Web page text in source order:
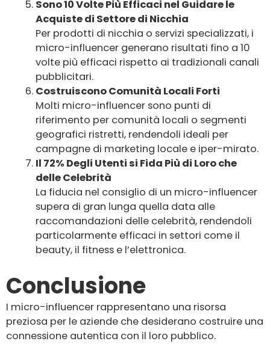
Sono 10 Volte Più Efficaci nel Guidare le
Acquiste di Settore di Nicchia
Per prodotti di nicchia o servizi specializzati, i
micro-influencer generano risultati fino a 10
volte più efficaci rispetto ai tradizionali canali
pubblicitari.
Costruiscono Comunità Locali Forti
Molti micro-influencer sono punti di
riferimento per comunità locali o segmenti
geografici ristretti, rendendoli ideali per
campagne di marketing locale e iper-mirato.
Il 72% Degli Utenti si Fida Più di Loro che
delle Celebrità
La fiducia nel consiglio di un micro-influencer
supera di gran lunga quella data alle
raccomandazioni delle celebrità, rendendoli
particolarmente efficaci in settori come il
beauty, il fitness e l’elettronica.
Conclusione
I micro-influencer rappresentano una risorsa
preziosa per le aziende che desiderano costruire una
connessione autentica con il loro pubblico.